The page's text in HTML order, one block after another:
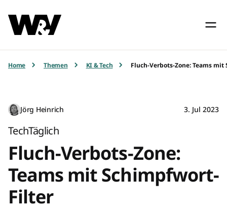
Home Themen KI & Tech Fluch-Verbots-Zone: Teams
Jörg Heinrich 3. Jul 2023
TechTäglich
Fluch-Verbots-Zone:
Teams mit Schimpfwort-
Filter